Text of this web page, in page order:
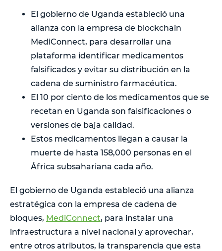
El gobierno de Uganda estableció una
alianza con la empresa de blockchain
MediConnect, para desarrollar una
plataforma identificar medicamentos
falsificados y evitar su distribución en la
cadena de suministro farmacéutica.
El 10 por ciento de los medicamentos que se
recetan en Uganda son falsificaciones o
versiones de baja calidad.
Estos medicamentos llegan a causar la
muerte de hasta 158,000 personas en el
África subsahariana cada año.
El gobierno de Uganda estableció una alianza
estratégica con la empresa de cadena de
bloques, MediConnect, para instalar una
infraestructura a nivel nacional y aprovechar,
entre otros atributos, la transparencia que esta